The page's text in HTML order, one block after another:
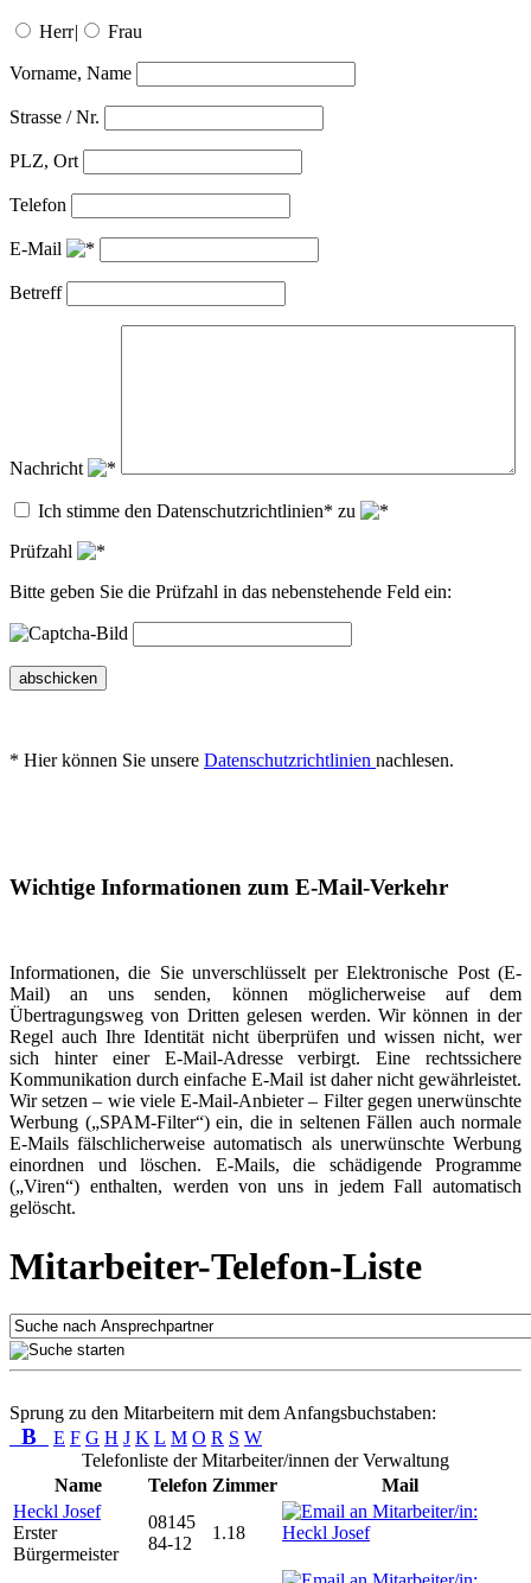
Herr| Frau
Vorname, Name
Strasse / Nr.
PLZ, Ort
Telefon
E-Mail
Betreff
Nachricht
Ich stimme den Datenschutzrichtlinien* zu
Prüfzahl
Bitte geben Sie die Prüfzahl in das nebenstehende Feld ein:
abschicken
* Hier können Sie unsere Datenschutzrichtlinien nachlesen.
Wichtige Informationen zum E-Mail-Verkehr
Informationen, die Sie unverschlüsselt per Elektronische Post (E-
Mail) an uns senden, können möglicherweise auf dem
Übertragungsweg von Dritten gelesen werden. Wir können in der
Regel auch Ihre Identität nicht überprüfen und wissen nicht, wer
sich hinter einer E-Mail-Adresse verbirgt. Eine rechtssichere
Kommunikation durch einfache E-Mail ist daher nicht gewährleistet.
Wir setzen – wie viele E-Mail-Anbieter – Filter gegen unerwünschte
Werbung („SPAM-Filter“) ein, die in seltenen Fällen auch normale
E-Mails fälschlicherweise automatisch als unerwünschte Werbung
einordnen und löschen. E-Mails, die schädigende Programme
(„Viren“) enthalten, werden von uns in jedem Fall automatisch
gelöscht.
Mitarbeiter-Telefon-Liste
Sprung zu den Mitarbeitern mit dem Anfangsbuchstaben:
B E F G H J K L M O R S W
Telefonliste der Mitarbeiter/innen der Verwaltung
Name
Telefon Zimmer
Mail
Heckl Josef
Erster
Bürgermeister
08145
84-12
1.18